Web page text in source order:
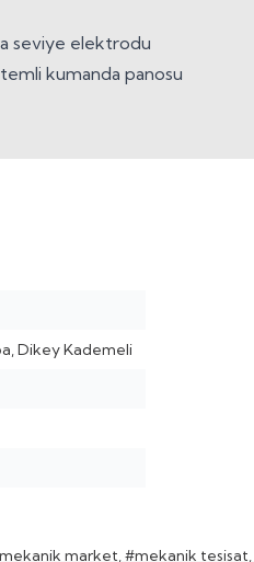
seviye elektrodu
kumanda panosu
Dikey Kademeli
market,#mekanik tesisat,